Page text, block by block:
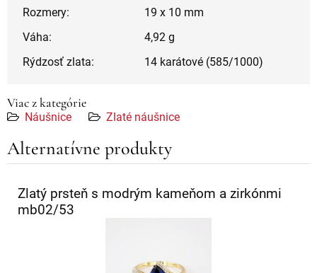
Rozmery:
19 x 10 mm
Váha:
4,92 g
Rýdzosť zlata:
14 karátové (585/1000)
Viac z kategórie
Náušnice Zlaté náušnice
Alternatívne produkty
Zlatý prsteň s modrým kameňom a zirkónmi
mb02/53